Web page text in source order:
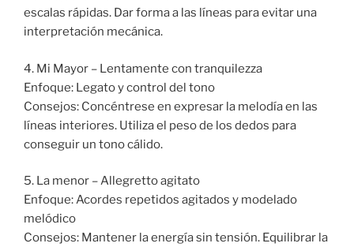
escalas rápidas. Dar forma a las líneas para evitar una
interpretación mecánica.
4. Mi Mayor – Lentamente con tranquilezza
Enfoque: Legato y control del tono
Consejos: Concéntrese en expresar la melodía en las
líneas interiores. Utiliza el peso de los dedos para
conseguir un tono cálido.
5. La menor – Allegretto agitato
Enfoque: Acordes repetidos agitados y modelado
melódico
Consejos: Mantener la energía sin tensión. Equilibrar la